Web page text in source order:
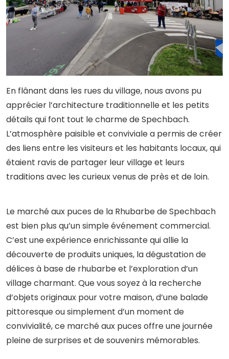
En flânant dans les rues du village, nous avons pu
apprécier l’architecture traditionnelle et les petits
détails qui font tout le charme de Spechbach.
L’atmosphère paisible et conviviale a permis de créer
des liens entre les visiteurs et les habitants locaux, qui
étaient ravis de partager leur village et leurs
traditions avec les curieux venus de près et de loin.
Le marché aux puces de la Rhubarbe de Spechbach
est bien plus qu’un simple événement commercial.
C’est une expérience enrichissante qui allie la
découverte de produits uniques, la dégustation de
délices à base de rhubarbe et l’exploration d’un
village charmant. Que vous soyez à la recherche
d’objets originaux pour votre maison, d’une balade
pittoresque ou simplement d’un moment de
convivialité, ce marché aux puces offre une journée
pleine de surprises et de souvenirs mémorables.